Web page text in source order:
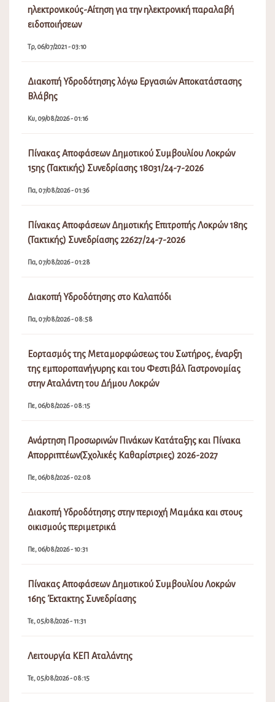
ηλεκτρονικούς-Αίτηση για την ηλεκτρονική παραλαβή
ειδοποιήσεων
Τρ, 06/07/2021 - 03:10
Διακοπή Υδροδότησης λόγω Εργασιών Αποκατάστασης
Βλάβης
Κυ, 09/08/2026 - 01:16
Πίνακας Αποφάσεων Δημοτικού Συμβουλίου Λοκρών
15ης (Τακτικής) Συνεδρίασης 18031/24-7-2026
Πα, 07/08/2026 - 01:36
Πίνακας Αποφάσεων Δημοτικής Επιτροπής Λοκρών 18ης
(Τακτικής) Συνεδρίασης 22627/24-7-2026
Πα, 07/08/2026 - 01:28
Διακοπή Υδροδότησης στο Καλαπόδι
Πα, 07/08/2026 - 08:58
Εορτασμός της Μεταμορφώσεως του Σωτήρος, έναρξη
της εμποροπανήγυρης και του Φεστιβάλ Γαστρονομίας
στην Αταλάντη του Δήμου Λοκρών
Πε, 06/08/2026 - 08:15
Ανάρτηση Προσωρινών Πινάκων Κατάταξης και Πίνακα
Απορριπτέων(Σχολικές Καθαρίστριες) 2026-2027
Πε, 06/08/2026 - 02:08
Διακοπή Υδροδότησης στην περιοχή Μαμάκα και στους
οικισμούς περιμετρικά
Πε, 06/08/2026 - 10:31
Πίνακας Αποφάσεων Δημοτικού Συμβουλίου Λοκρών
16ης Έκτακτης Συνεδρίασης
Τε, 05/08/2026 - 11:31
Λειτουργία ΚΕΠ Αταλάντης
Τε, 05/08/2026 - 08:15